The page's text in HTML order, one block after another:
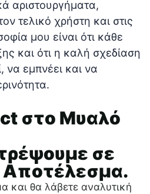
αριστουργήματα,
τελικό χρήστη και στις
μου είναι ότι κάθε
και ότι η καλή σχεδίαση
να εμπνέει και να
στο Μυαλό
σε
και θα λάβετε αναλυτική